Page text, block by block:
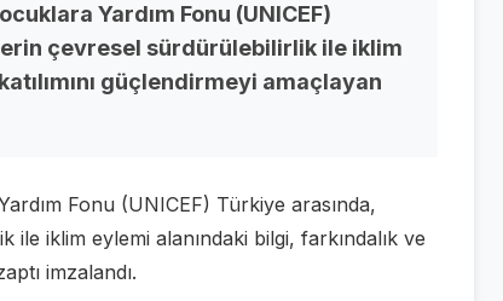
Yardım Fonu (UNICEF)
çevresel sürdürülebilirlik ile iklim
güçlendirmeyi amaçlayan
Fonu (UNICEF) Türkiye arasında,
iklim eylemi alanındaki bilgi, farkındalık ve
imzalandı.